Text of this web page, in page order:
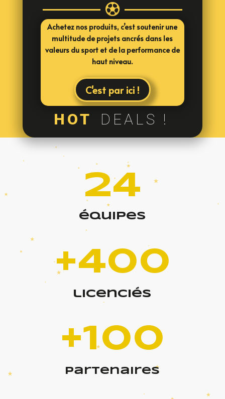

Achetez nos produits, c’est soutenir une
multitude de projets ancrés dans les
valeurs du sport et de la performance de
haut niveau.
C'est par ici !
HOT DEALS !
24
équipes
+400
licenciés
+100
partenaires